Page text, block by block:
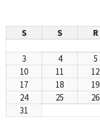
S
S R
3
4 5
10
11 12
17
18 19
24
25 26
31